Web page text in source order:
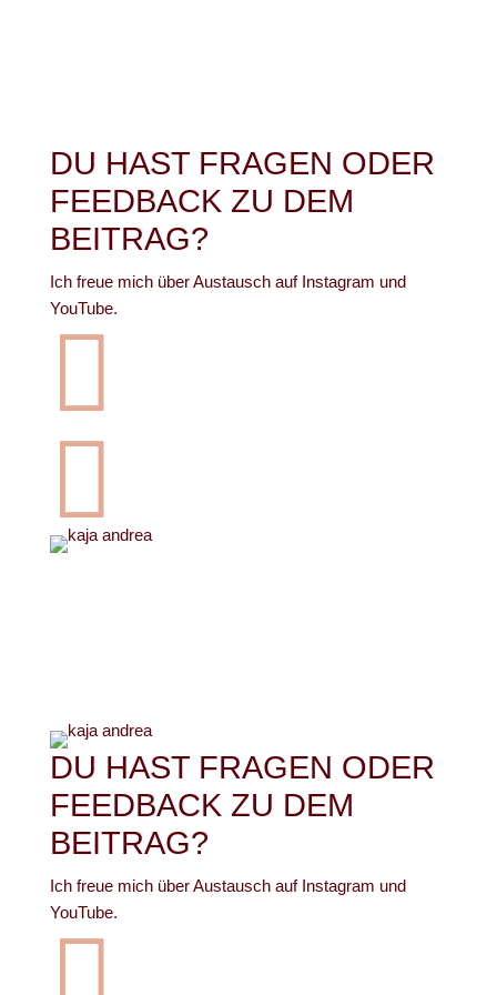
DU HAST FRAGEN ODER
FEEDBACK ZU DEM
BEITRAG?
Ich freue mich über Austausch auf Instagram und
YouTube.


DU HAST FRAGEN ODER
FEEDBACK ZU DEM
BEITRAG?
Ich freue mich über Austausch auf Instagram und
YouTube.